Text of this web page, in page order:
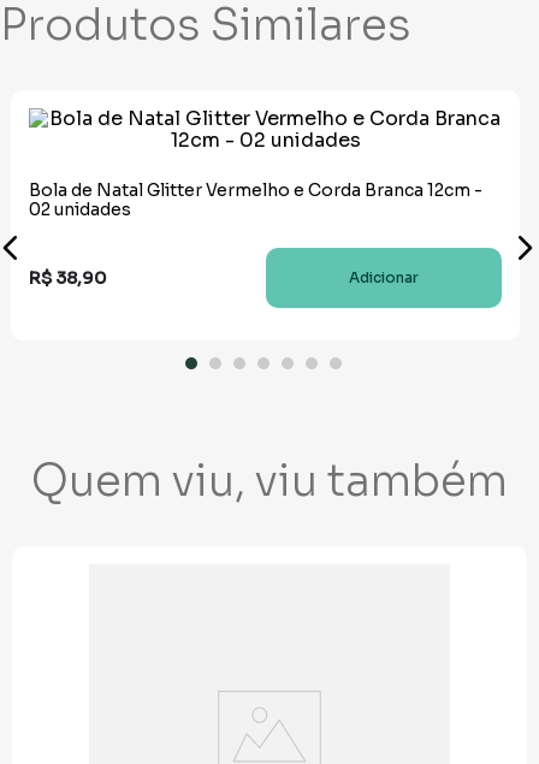
Produtos Similares
Bola de Natal Glitter Vermelho e Corda Branca 12cm -
02 unidades
R$ 38,90 Adicionar
Quem viu, viu também